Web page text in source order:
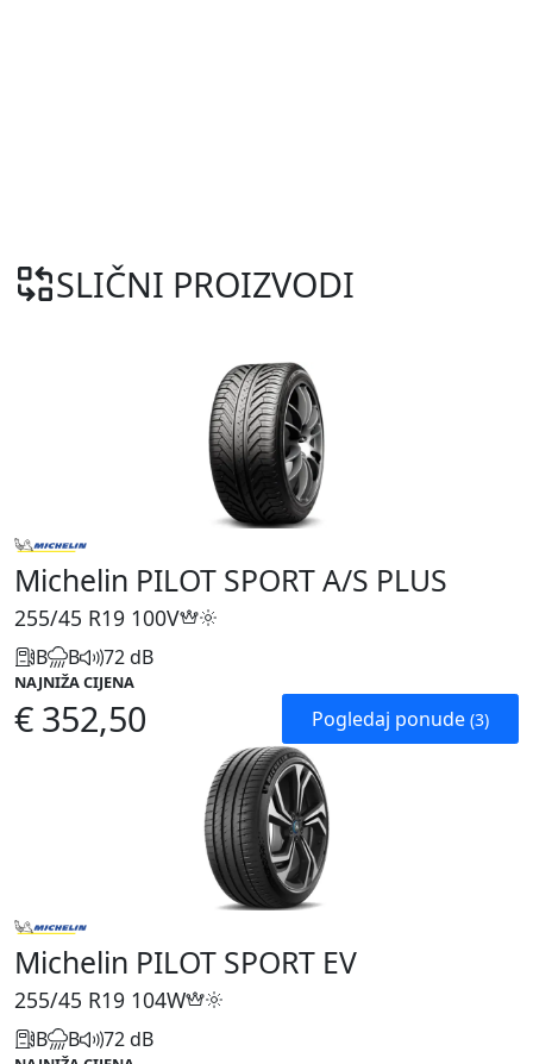
SLIČNI PROIZVODI
Michelin PILOT SPORT A/S PLUS
255/45 R19 100V
B B 72 dB
NAJNIŽA CIJENA
€ 352,50 Pogledaj ponude (3)
Michelin PILOT SPORT EV
255/45 R19 104W
B B 72 dB